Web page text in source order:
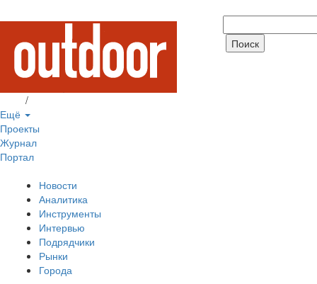
/
Ещё
Проекты
Журнал
Портал
Новости
Аналитика
Инструменты
Интервью
Подрядчики
Рынки
Города